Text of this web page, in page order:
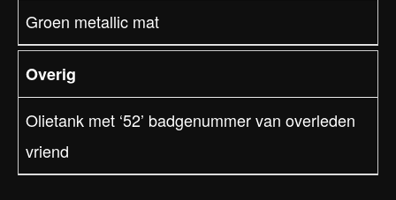
Groen metallic mat
Overig
Olietank met ‘52’ badgenummer van overleden
vriend